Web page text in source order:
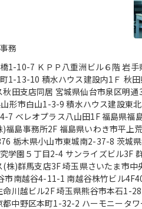
務
ＰＰ八重洲ビル６階 岩手県盛岡市向中野6-3-35 青
積水ハウス建設内1Ｆ 秋田県秋田市広面字板橋添
泉区明通3-15-2 積水ハウス建設東
ス八山田1F 福島県福島市西中央4-91-2 積水ハ
き市平上荒川字長尾32-1 栃木県宇
963-3 茨
目2-4 サンライズビル3F 群馬県前橋市天川大島町2-
いたま市中央区新都心4-3 ウェルクビ
本石1-282 シャーメゾンステーシ